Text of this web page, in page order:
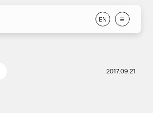
EN
EN
2017.09.21